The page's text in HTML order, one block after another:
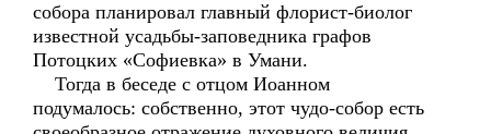
собора планировал главный флорист-биолог
известной усадьбы-заповедника графов
Потоцких «Софиевка» в Умани.
Тогда в беседе с отцом Иоанном
подумалось: собственно, этот чудо-собор есть